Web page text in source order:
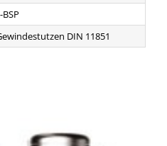
BSP
DIN 11851